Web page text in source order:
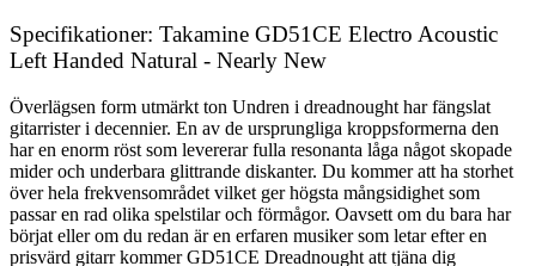
Specifikationer: Takamine GD51CE Electro Acoustic
Left Handed Natural - Nearly New
Överlägsen form utmärkt ton Undren i dreadnought har fängslat
gitarrister i decennier. En av de ursprungliga kroppsformerna den
har en enorm röst som levererar fulla resonanta låga något skopade
mider och underbara glittrande diskanter. Du kommer att ha storhet
över hela frekvensområdet vilket ger högsta mångsidighet som
passar en rad olika spelstilar och förmågor. Oavsett om du bara har
börjat eller om du redan är en erfaren musiker som letar efter en
prisvärd gitarr kommer GD51CE Dreadnought att tjäna dig